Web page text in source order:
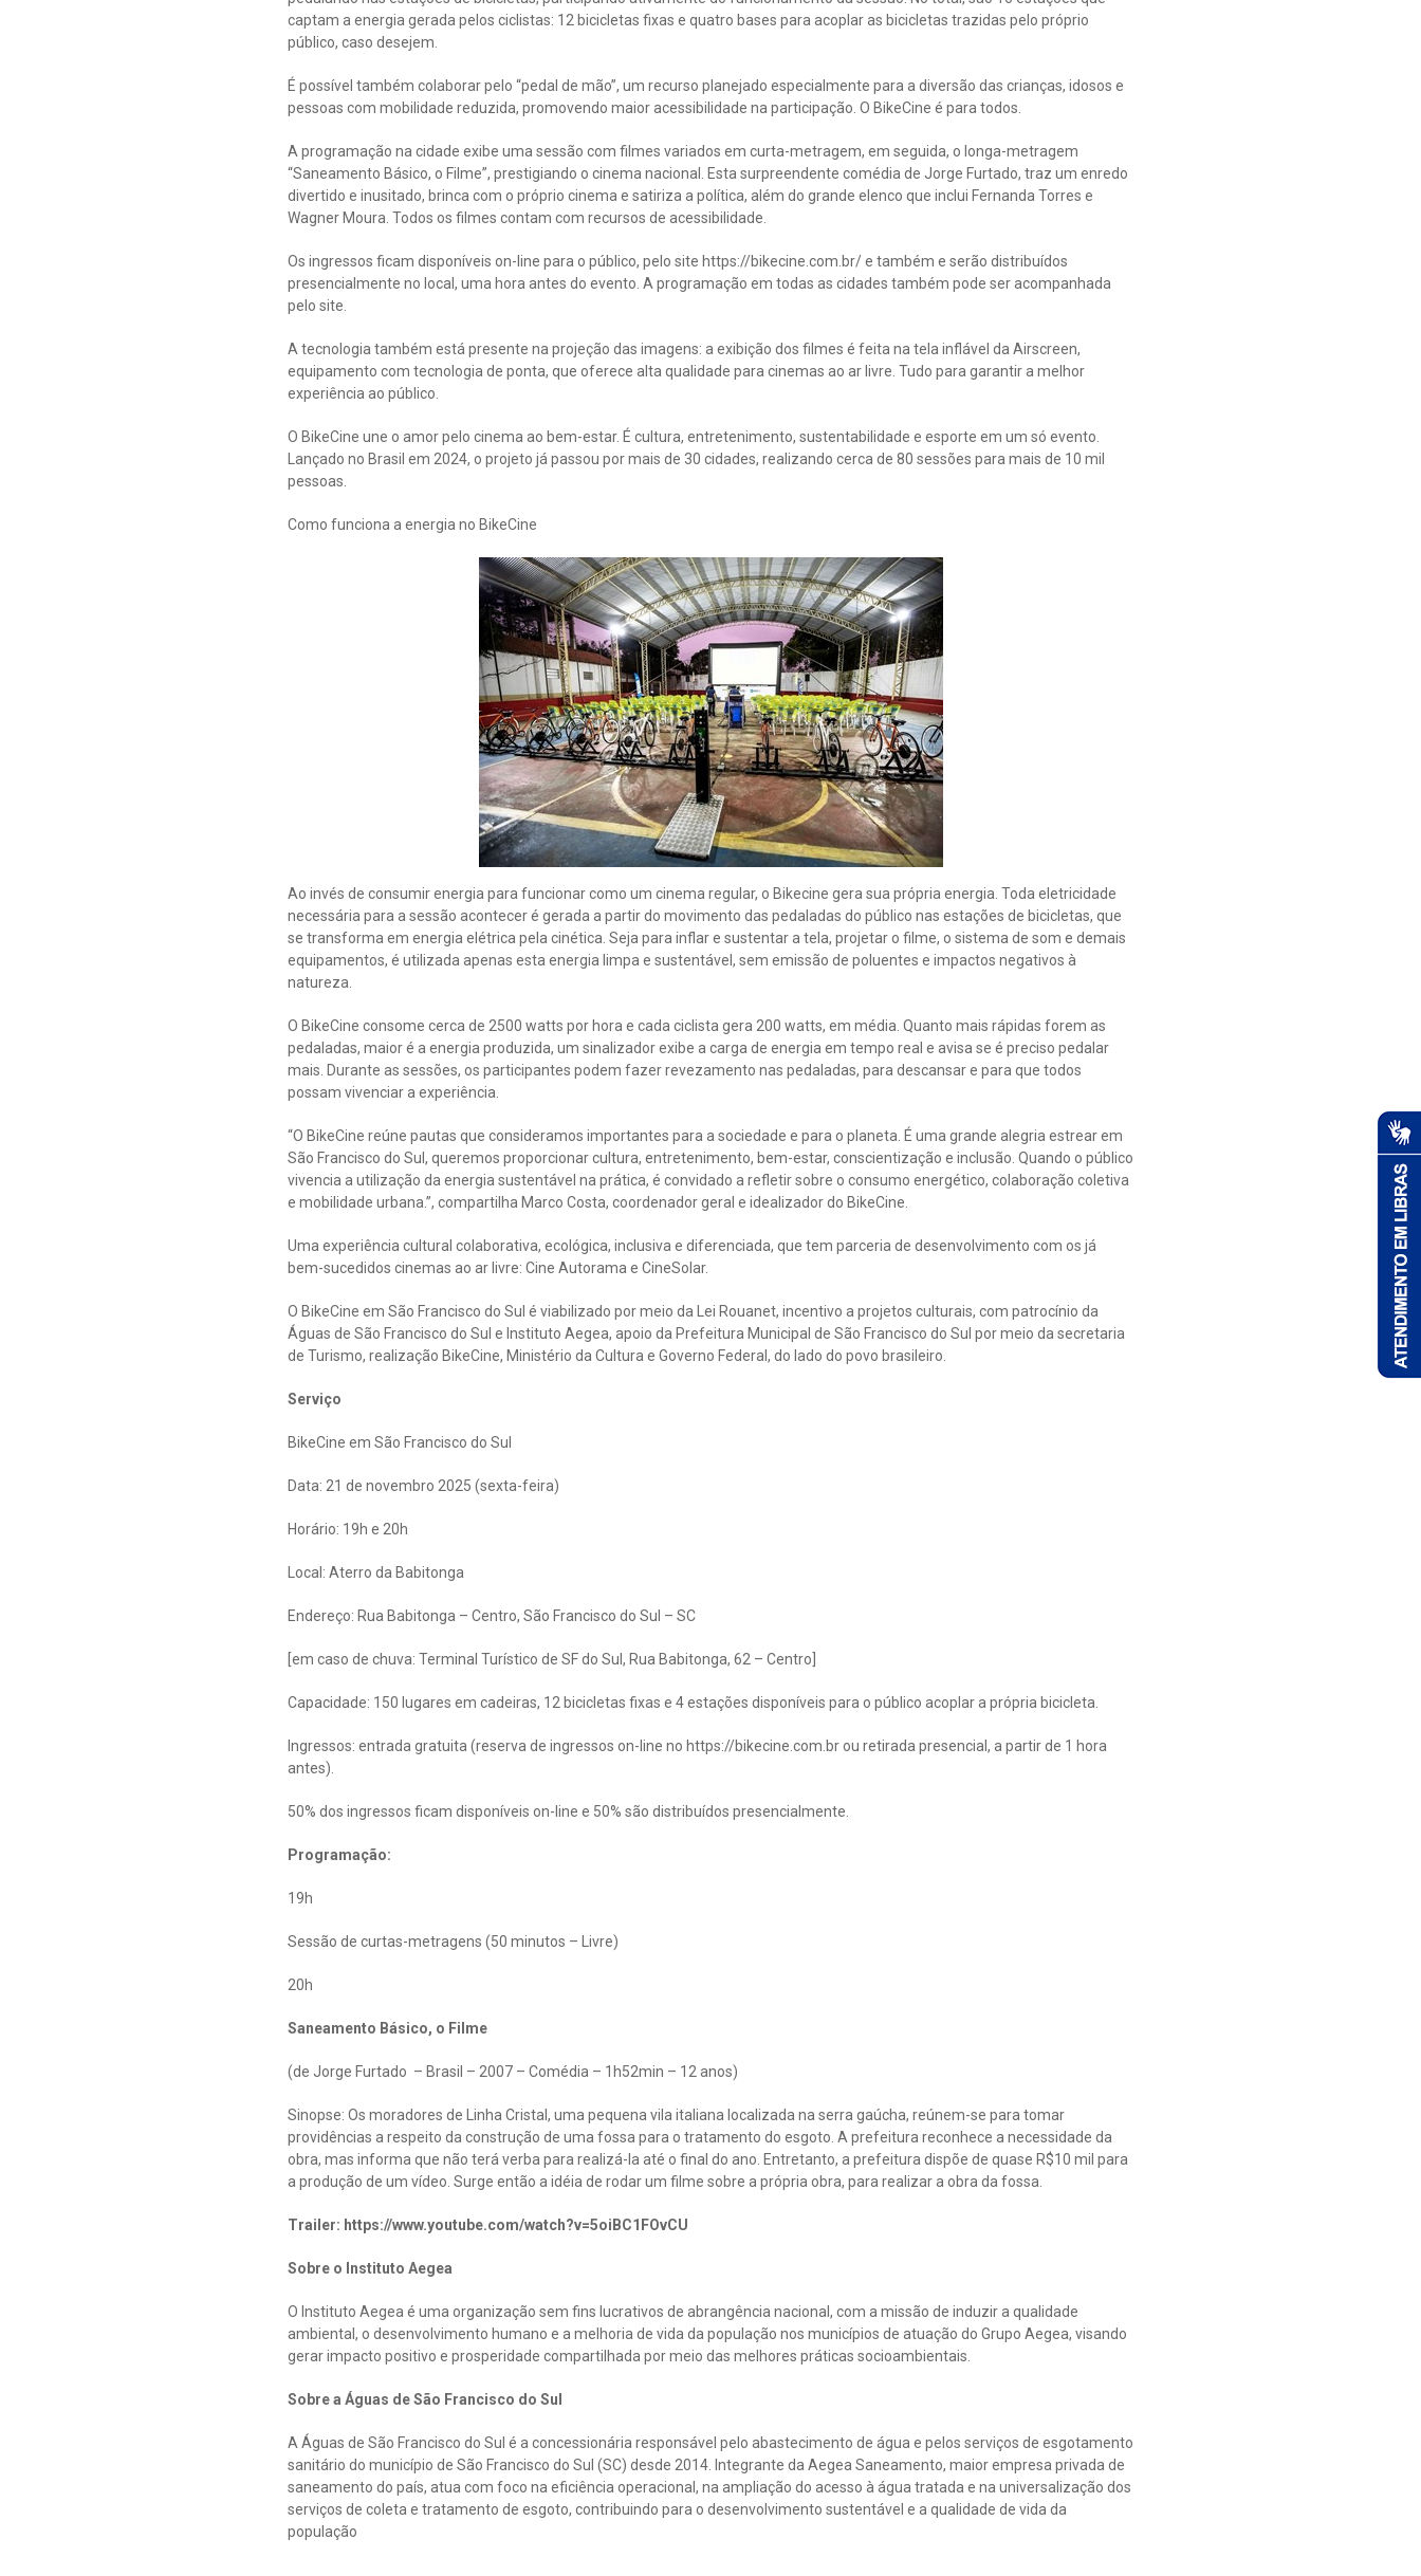
captam a energia gerada pelos ciclistas: 12 bicicletas fixas e quatro bases para acoplar as bicicletas trazidas pelo próprio
público, caso desejem.
É possível também colaborar pelo “pedal de mão”, um recurso planejado especialmente para a diversão das crianças, idosos e
pessoas com mobilidade reduzida, promovendo maior acessibilidade na participação. O BikeCine é para todos.
A programação na cidade exibe uma sessão com filmes variados em curta-metragem, em seguida, o longa-metragem
“Saneamento Básico, o Filme”, prestigiando o cinema nacional. Esta surpreendente comédia de Jorge Furtado, traz um enredo
divertido e inusitado, brinca com o próprio cinema e satiriza a política, além do grande elenco que inclui Fernanda Torres e
Wagner Moura. Todos os filmes contam com recursos de acessibilidade.
Os ingressos ficam disponíveis on-line para o público, pelo site https://bikecine.com.br/ e também e serão distribuídos
presencialmente no local, uma hora antes do evento. A programação em todas as cidades também pode ser acompanhada
pelo site.
A tecnologia também está presente na projeção das imagens: a exibição dos filmes é feita na tela inflável da Airscreen,
equipamento com tecnologia de ponta, que oferece alta qualidade para cinemas ao ar livre. Tudo para garantir a melhor
experiência ao público.
O BikeCine une o amor pelo cinema ao bem-estar. É cultura, entretenimento, sustentabilidade e esporte em um só evento.
Lançado no Brasil em 2024, o projeto já passou por mais de 30 cidades, realizando cerca de 80 sessões para mais de 10 mil
pessoas.
Como funciona a energia no BikeCine
Ao invés de consumir energia para funcionar como um cinema regular, o Bikecine gera sua própria energia. Toda eletricidade
necessária para a sessão acontecer é gerada a partir do movimento das pedaladas do público nas estações de bicicletas, que
se transforma em energia elétrica pela cinética. Seja para inflar e sustentar a tela, projetar o filme, o sistema de som e demais
equipamentos, é utilizada apenas esta energia limpa e sustentável, sem emissão de poluentes e impactos negativos à
natureza.
O BikeCine consome cerca de 2500 watts por hora e cada ciclista gera 200 watts, em média. Quanto mais rápidas forem as
pedaladas, maior é a energia produzida, um sinalizador exibe a carga de energia em tempo real e avisa se é preciso pedalar
mais. Durante as sessões, os participantes podem fazer revezamento nas pedaladas, para descansar e para que todos
possam vivenciar a experiência.
“O BikeCine reúne pautas que consideramos importantes para a sociedade e para o planeta. É uma grande alegria estrear em
São Francisco do Sul, queremos proporcionar cultura, entretenimento, bem-estar, conscientização e inclusão. Quando o público
vivencia a utilização da energia sustentável na prática, é convidado a refletir sobre o consumo energético, colaboração coletiva
e mobilidade urbana.”, compartilha Marco Costa, coordenador geral e idealizador do BikeCine.
Uma experiência cultural colaborativa, ecológica, inclusiva e diferenciada, que tem parceria de desenvolvimento com os já
bem-sucedidos cinemas ao ar livre: Cine Autorama e CineSolar.
O BikeCine em São Francisco do Sul é viabilizado por meio da Lei Rouanet, incentivo a projetos culturais, com patrocínio da
Águas de São Francisco do Sul e Instituto Aegea, apoio da Prefeitura Municipal de São Francisco do Sul por meio da secretaria
de Turismo, realização BikeCine, Ministério da Cultura e Governo Federal, do lado do povo brasileiro.
Serviço
BikeCine em São Francisco do Sul
Data: 21 de novembro 2025 (sexta-feira)
Horário: 19h e 20h
Local: Aterro da Babitonga
Endereço: Rua Babitonga – Centro, São Francisco do Sul – SC
[em caso de chuva: Terminal Turístico de SF do Sul, Rua Babitonga, 62 – Centro]
Capacidade: 150 lugares em cadeiras, 12 bicicletas fixas e 4 estações disponíveis para o público acoplar a própria bicicleta.
Ingressos: entrada gratuita (reserva de ingressos on-line no https://bikecine.com.br ou retirada presencial, a partir de 1 hora
antes).
50% dos ingressos ficam disponíveis on-line e 50% são distribuídos presencialmente.
Programação:
19h
Sessão de curtas-metragens (50 minutos – Livre)
20h
Saneamento Básico, o Filme
(de Jorge Furtado – Brasil – 2007 – Comédia – 1h52min – 12 anos)
Sinopse: Os moradores de Linha Cristal, uma pequena vila italiana localizada na serra gaúcha, reúnem-se para tomar
providências a respeito da construção de uma fossa para o tratamento do esgoto. A prefeitura reconhece a necessidade da
obra, mas informa que não terá verba para realizá-la até o final do ano. Entretanto, a prefeitura dispõe de quase R$10 mil para
a produção de um vídeo. Surge então a idéia de rodar um filme sobre a própria obra, para realizar a obra da fossa.
Trailer: https://www.youtube.com/watch?v=5oiBC1FOvCU
Sobre o Instituto Aegea
O Instituto Aegea é uma organização sem fins lucrativos de abrangência nacional, com a missão de induzir a qualidade
ambiental, o desenvolvimento humano e a melhoria de vida da população nos municípios de atuação do Grupo Aegea, visando
gerar impacto positivo e prosperidade compartilhada por meio das melhores práticas socioambientais.
Sobre a Águas de São Francisco do Sul
A Águas de São Francisco do Sul é a concessionária responsável pelo abastecimento de água e pelos serviços de esgotamento
sanitário do município de São Francisco do Sul (SC) desde 2014. Integrante da Aegea Saneamento, maior empresa privada de
saneamento do país, atua com foco na eficiência operacional, na ampliação do acesso à água tratada e na universalização dos
serviços de coleta e tratamento de esgoto, contribuindo para o desenvolvimento sustentável e a qualidade de vida da
população